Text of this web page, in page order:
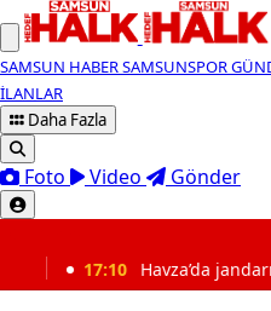
SAMSUN HABERSAMSUNSPOR
İLANLAR
Daha Fazla
Foto Video Gönder
jandarmadan Kur’an